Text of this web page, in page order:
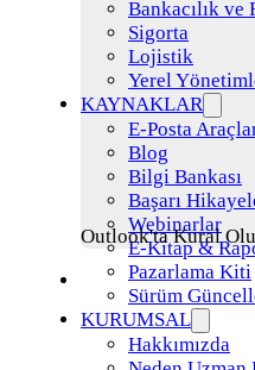
Bankacılık ve
Sigorta
Lojistik
Yerel
KAYNAKLAR
E-Posta
Blog
Bilgi Bankası
Başarı
Webinarlar
E-Kitap &
Pazarlama Kiti
Sürüm
KURUMSAL
Hakkımızda
Outlook'ta Kural